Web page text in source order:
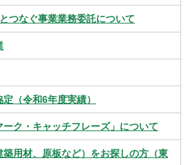
つなぐ事業業務委託について
（令和6年度実績）
ク・キャッチフレーズ」について
用材、原板など）をお探しの方（東